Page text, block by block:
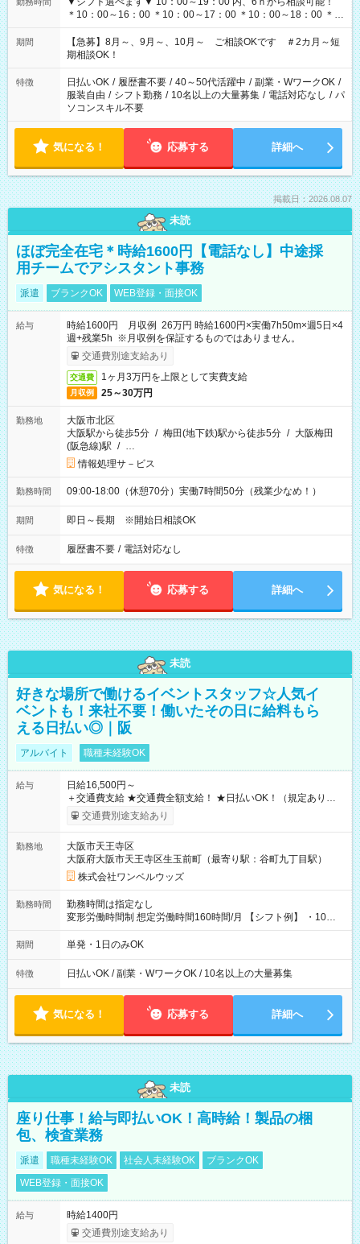
＊10：00～16：00 ＊10：00～17：00 ＊10：00～18：00 ＊
11：00～19：00 ＊12：00～19：00 ＊13：00～19：00
期間
【急募】8月～、9月～、10月～ ご相談OKです ＃2カ月～短
期相談OK！
特徴 日払いOK / 履歴書不要 / 40～50代活躍中 / 副業・WワークOK /
服装自由 / シフト勤務 / 10名以上の大量募集 / 電話対応なし / パ
ソコンスキル不要
気になる！ 応募する 詳細へ
掲載日：2026.08.07
未読
ほぼ完全在宅＊時給1600円【電話なし】中途採
用チームでアシスタント事務
派遣 ブランクOK WEB登録・面接OK
給与
時給1600円 月収例 26万円 時給1600円×実働7h50m×週5日×4
週+残業5h ※月収例を保証するものではありません。
交通費別途支給あり
交通費 1ヶ月3万円を上限として実費支給
月収例 25～30万円
勤務地
大阪市北区
大阪駅から徒歩5分 / 梅田(地下鉄)駅から徒歩5分 / 大阪梅田
(阪急線)駅 / …
情報処理サ－ビス
勤務時間 09:00-18:00（休憩70分）実働7時間50分（残業少なめ！）
期間 即日～長期 ※開始日相談OK
特徴 履歴書不要 / 電話対応なし
気になる！ 応募する 詳細へ
未読
好きな場所で働けるイベントスタッフ☆人気イ
ベントも！来社不要！働いたその日に給料もら
える日払い◎｜阪
アルバイト 職種未経験OK
給与
日給16,500円～
＋交通費支給 ★交通費全額支給！ ★日払いOK！（規定あり） ┗
働いたその日に現金GET♪ お仕事後はコンビニATMから 日払
交通費別途支給あり
勤務地
大阪市天王寺区
大阪府大阪市天王寺区生玉前町（最寄り駅：谷町九丁目駅）
株式会社ワンベルウッズ
勤務時間
勤務時間は指定なし
変形労働時間制 想定労働時間160時間/月 【シフト例】 ・10：
00～20：00
期間 単発・1日のみOK
特徴 日払いOK / 副業・WワークOK / 10名以上の大量募集
気になる！ 応募する 詳細へ
未読
座り仕事！給与即払いOK！高時給！製品の梱
包、検査業務
派遣 職種未経験OK 社会人未経験OK
ブランクOK
WEB登録・面接OK
給与
時給1400円
交通費別途支給あり